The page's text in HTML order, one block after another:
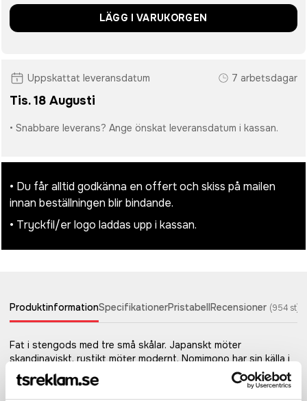
LÄGG I VARUKORGEN
Uppskattat leveransdatum 7 arbetsdagar
Tis. 18 Augusti
• Snabbare leverans? Ange önskat leveransdatum i kassan.
• Du får alltid godkänna en offert och skiss på mailen
innan beställningen blir bindande.
• Tryckfil/er logo laddas upp i kassan.
ProduktinformationSpecifikationerPristabellRecensioner (954 st)
Fat i stengods med tre små skålar. Japanskt möter
skandinaviskt, rustikt möter modernt. Nomimono har sin källa i
naturen och jorden runt om oss, vilket gett inspiration till
denna rustika serie i naturnära, jordiga toner där inget objekt